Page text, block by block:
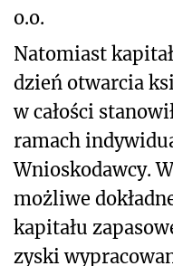
o.o.
Natomiast
dzień otwarcia
w całości
ramach
Wnioskodawcy.
możliwe
kapitału
zyski